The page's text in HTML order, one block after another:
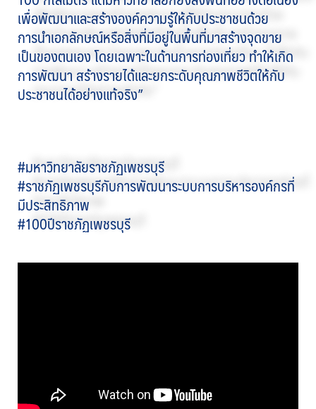
เพื่อพัฒนาและสร้างองค์ความรู้ให้กับประชาชนด้วย
การนำเอกลักษณ์หรือสิ่งที่มีอยู่ในพื้นที่มาสร้างจุดขาย
เป็นของตนเอง โดยเฉพาะในด้านการท่องเที่ยว ทำให้เกิด
การพัฒนา สร้างรายได้และยกระดับคุณภาพชีวิตให้กับ
ประชาชนได้อย่างแท้จริง”
#มหาวิทยาลัยราชภัฏเพชรบุรี
#ราชภัฏเพชรบุรีกับการพัฒนาระบบการบริหารองค์กรที่
มีประสิทธิภาพ
#100ปีราชภัฏเพชรบุรี